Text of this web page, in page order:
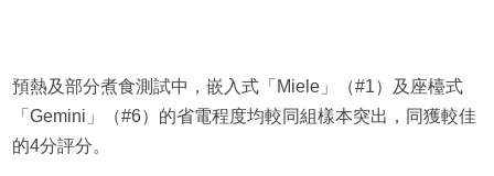
預熱及部分煮食測試中，嵌入式「Miele」（#1）及座檯式
「Gemini」（#6）的省電程度均較同組樣本突出，同獲較佳
的4分評分。